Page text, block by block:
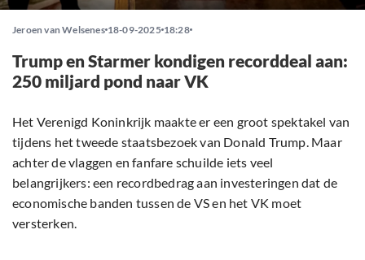
Jeroen van Welsenes 18-09-2025 18:28
Trump en Starmer kondigen recorddeal aan:
250 miljard pond naar VK
Het Verenigd Koninkrijk maakte er een groot spektakel van
tijdens het tweede staatsbezoek van Donald Trump. Maar
achter de vlaggen en fanfare schuilde iets veel
belangrijkers: een recordbedrag aan investeringen dat de
economische banden tussen de VS en het VK moet
versterken.